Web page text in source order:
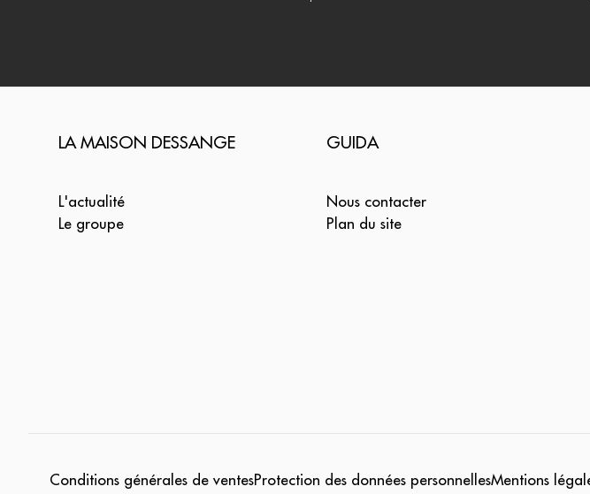
LA MAISON DESSANGE
L'actualité
Le groupe
GUIDA
Nous contacter
Plan du site
Conditions générales de ventesProtection des données personnellesMentions